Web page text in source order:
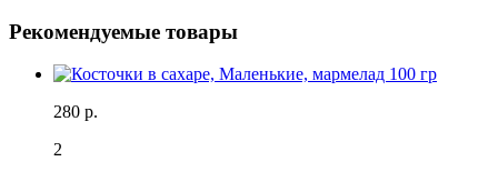
Рекомендуемые товары
280 р.
2